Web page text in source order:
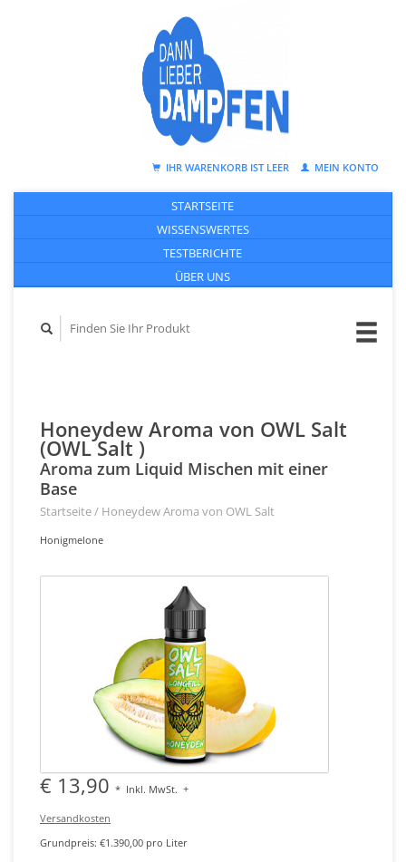
IHR WARENKORB IST LEER MEIN KONTO
STARTSEITE
WISSENSWERTES
TESTBERICHTE
ÜBER UNS
Honeydew Aroma von OWL Salt
(OWL Salt )
Aroma zum Liquid Mischen mit einer
Base
Startseite/ Honeydew Aroma von OWL Salt
Honigmelone
€ 13,90 * Inkl. MwSt. +
Versandkosten
Grundpreis: €1.390,00 pro Liter